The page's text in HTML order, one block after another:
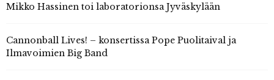
Mikko Hassinen toi laboratorionsa Jyväskylään
Cannonball Lives! – konsertissa Pope Puolitaival ja
Ilmavoimien Big Band